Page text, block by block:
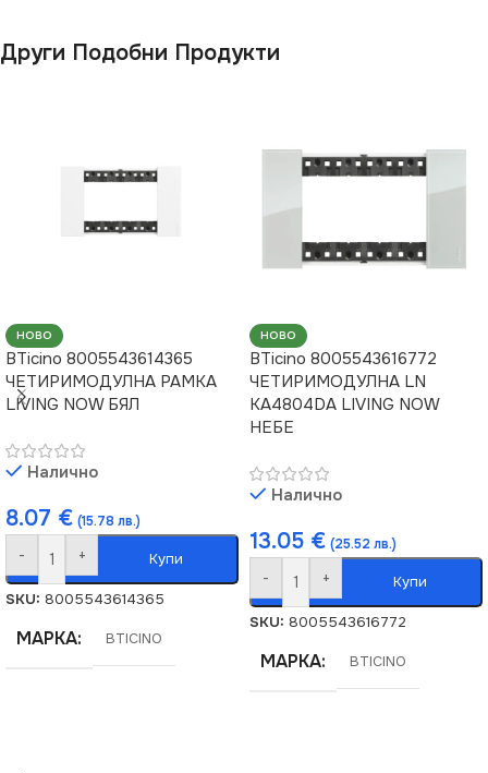
Други Подобни Продукти
НОВО
BTicino 8005543614365
ЧЕТИРИМОДУЛНА РАМКА
LIVING NOW БЯЛ
Налично
8.07 € (15.78 лв.)
- + Купи
SKU: 8005543614365
МАРКА BTICINO
НОВО
BTicino 8005543616772
ЧЕТИРИМОДУЛНА LN
KA4804DA LIVING NOW
НЕБЕ
Налично
13.05 € (25.52 лв.)
- + Купи
SKU: 8005543616772
МАРКА BTICINO